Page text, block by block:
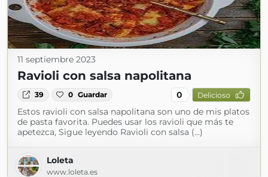
11 septiembre 2023
Ravioli con salsa napolitana
39 0 Guardar 0 Delicioso
Estos ravioli con salsa napolitana son uno de mis platos
de pasta favorita. Puedes usar los ravioli que más te
apetezca, Sigue leyendo Ravioli con salsa (...)
Loleta
www.loleta.es